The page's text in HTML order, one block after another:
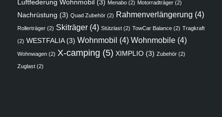
Luftfederung Wohnmobil (3) Menabo (2) Motorradträger (2)
Nachrüstung (3) Quad Zubehör (2) Rahmenverlängerung (4)
Rollerträger (2) Skiträger (4) Stützlast (2) TowCar Balance (2) Tragkraft
(2) WESTFALIA(3) Wohnmobil (4) Wohnmobile (4)
Wohnwagen (2) X-camping (5) XIMPLIO (3) Zubehör (2)
Zuglast (2)